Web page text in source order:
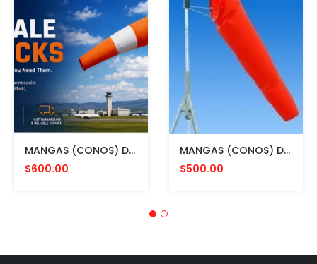
MANGAS (CONOS) DE VIENTO MULTICOLOR PARA AVIACION CON HERRAJE DE MONTAJE A POSTE FAA L807. MADE IN USA. 24" DIAMETRO
$600.00
MANGAS (CONOS) DE VIENTO COLOR NARANJA CON ESTRUCTURA INTERNA PARA MONTAR EN POSTE. FAA L807. MADE IN USA 24 Y 36"
$500.00